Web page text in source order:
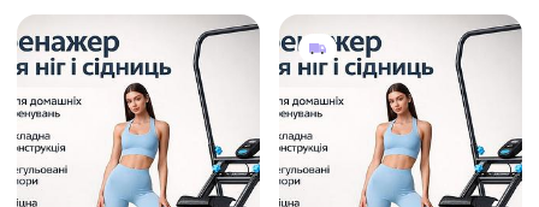
металла для домашнего
фитнеса